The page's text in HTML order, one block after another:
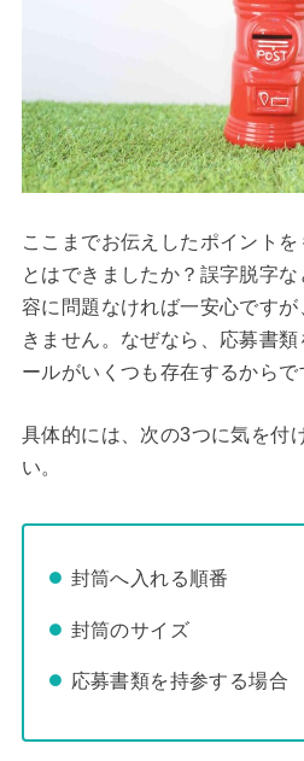
ここまでお伝えしたポイント
とはできましたか？誤字脱字
容に問題なければ一安心です
きません。なぜなら、応募書
ールがいくつも存在するからで
具体的には、次の3つに気を付
い。
封筒へ入れる順番
封筒のサイズ
応募書類を持参する場合